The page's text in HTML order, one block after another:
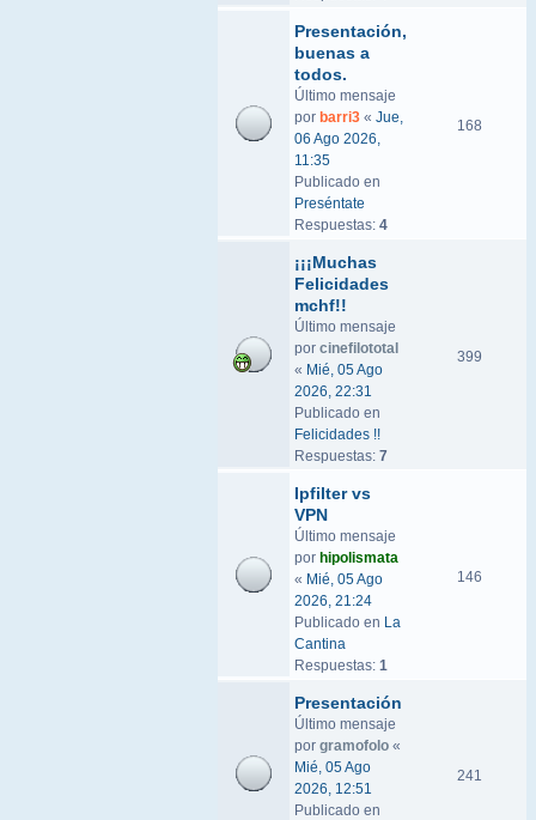
Presentación,
buenas a
todos.
Último mensaje
por barri3 « Jue,
06 Ago 2026,
11:35
Publicado en
Preséntate
Respuestas: 4
168
¡¡¡Muchas
Felicidades
mchf!!
Último mensaje
por cinefilototal
« Mié, 05 Ago
2026, 22:31
Publicado en
Felicidades !!
Respuestas: 7
399
Ipfilter vs
VPN
Último mensaje
por hipolismata
« Mié, 05 Ago
2026, 21:24
Publicado en La
Cantina
Respuestas: 1
146
Presentación
Último mensaje
por gramofolo «
Mié, 05 Ago
2026, 12:51
Publicado en
241